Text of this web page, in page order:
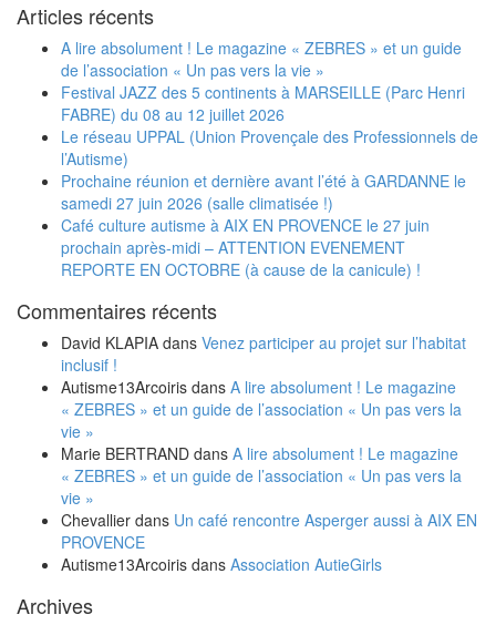
Articles récents
A lire absolument ! Le magazine « ZEBRES » et un guide
de l’association « Un pas vers la vie »
Festival JAZZ des 5 continents à MARSEILLE (Parc Henri
FABRE) du 08 au 12 juillet 2026
Le réseau UPPAL (Union Provençale des Professionnels de
l’Autisme)
Prochaine réunion et dernière avant l’été à GARDANNE le
samedi 27 juin 2026 (salle climatisée !)
Café culture autisme à AIX EN PROVENCE le 27 juin
prochain après-midi – ATTENTION EVENEMENT
REPORTE EN OCTOBRE (à cause de la canicule) !
Commentaires récents
David KLAPIA dans Venez participer au projet sur l’habitat
inclusif !
Autisme13Arcoiris dans A lire absolument ! Le magazine
« ZEBRES » et un guide de l’association « Un pas vers la
vie »
Marie BERTRAND dans A lire absolument ! Le magazine
« ZEBRES » et un guide de l’association « Un pas vers la
vie »
Chevallier dans Un café rencontre Asperger aussi à AIX EN
PROVENCE
Autisme13Arcoiris dans Association AutieGirls
Archives